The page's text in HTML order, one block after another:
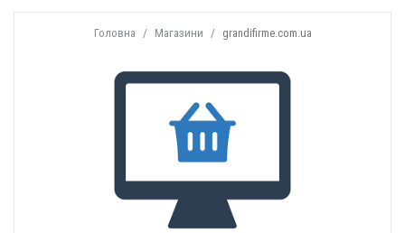
Головна Магазини grandifirme.com.ua